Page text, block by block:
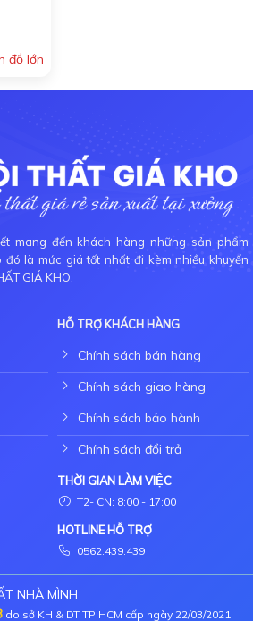
đồ lớn
mang đến khách hàng những sản phẩm
là mức giá tốt nhất đi kèm nhiều khuyến
GIÁ KHO.
HỖ TRỢ KHÁCH HÀNG
Chính sách bán hàng
Chính sách giao hàng
Chính sách bảo hành
Chính sách đổi trả
THỜI GIAN LÀM VIỆC
T2- CN: 8:00 - 17:00
HOTLINE HỖ TRỢ
0562.439.439
NHÀ MÌNH
do sở KH & DT TP HCM cấp ngày 22/03/2021